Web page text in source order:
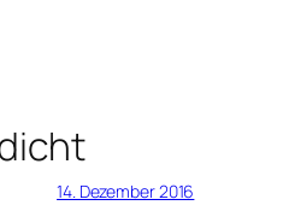
14. Dezember 2016